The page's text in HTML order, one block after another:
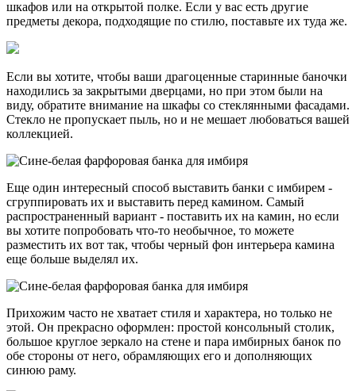
шкафов или на открытой полке. Если у вас есть другие
предметы декора, подходящие по стилю, поставьте их туда же.
Если вы хотите, чтобы ваши драгоценные старинные баночки
находились за закрытыми дверцами, но при этом были на
виду, обратите внимание на шкафы со стеклянными фасадами.
Стекло не пропускает пыль, но и не мешает любоваться вашей
коллекцией.
Еще один интересный способ выставить банки с имбирем -
сгруппировать их и выставить перед камином. Самый
распространенный вариант - поставить их на камин, но если
вы хотите попробовать что-то необычное, то можете
разместить их вот так, чтобы черный фон интерьера камина
еще больше выделял их.
Прихожим часто не хватает стиля и характера, но только не
этой. Он прекрасно оформлен: простой консольный столик,
большое круглое зеркало на стене и пара имбирных банок по
обе стороны от него, обрамляющих его и дополняющих
синюю раму.